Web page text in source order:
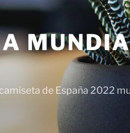
de España 2022